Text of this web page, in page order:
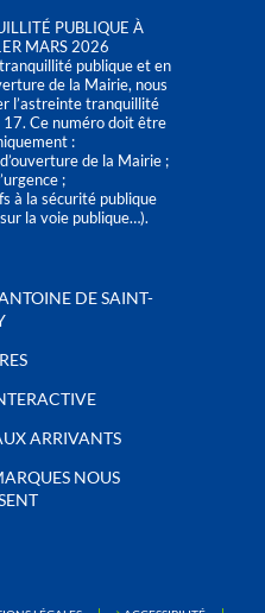
PUBLIQUE À
MARS 2026
publique et en
de la Mairie, nous
l’astreinte tranquillité
Ce numéro doit être
:
de la Mairie ;
;
à la sécurité publique
la voie publique…).
DE SAINT-
ARRIVANTS
NOUS